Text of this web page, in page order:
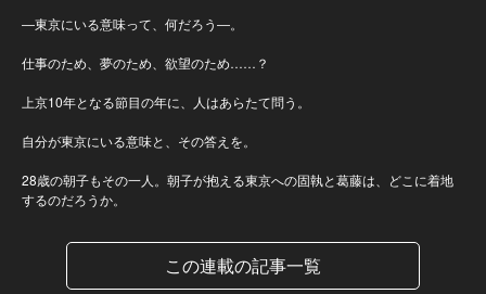
―東京にいる意味って、何だろう―。
仕事のため、夢のため、欲望のため……？
上京10年となる節目の年に、人はあらたて問う。
自分が東京にいる意味と、その答えを。
28歳の朝子もその一人。朝子が抱える東京への固執と葛藤は、どこに着地
するのだろうか。
この連載の記事一覧